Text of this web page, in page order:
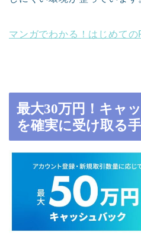
マンガでわかる！はじめての
最大30万円！キャ
を確実に受け取る